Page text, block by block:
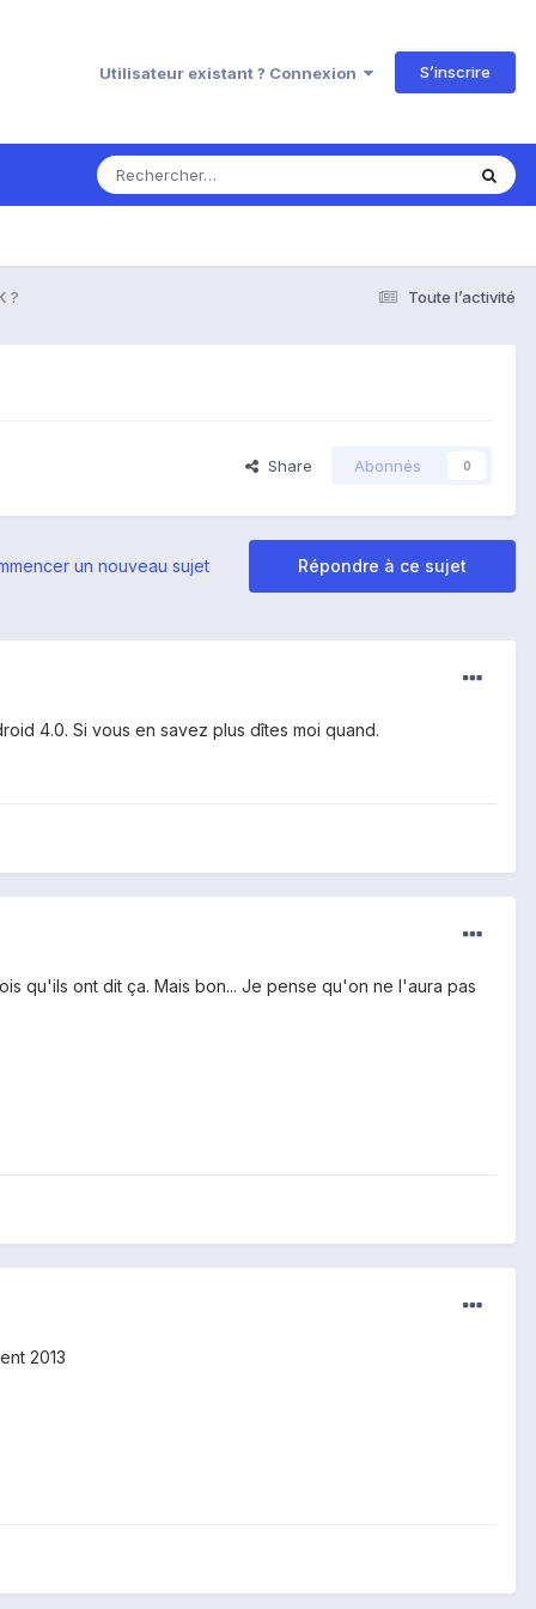
Utilisateur existant ? Connexion S’inscrire
Toute l’activité
?
Share Abonnés 0
Répondre à ce sujet
un nouveau sujet
4.0. Si vous en savez plus dîtes moi quand.
qu'ils ont dit ça. Mais bon... Je pense qu'on ne l'aura pas
2013